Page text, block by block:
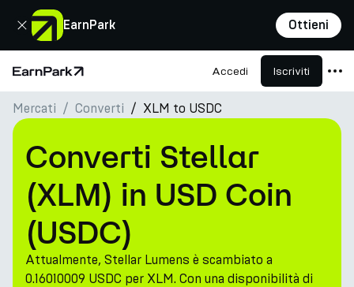
EarnPark Ottieni
Chiudi
Pagina principale Accedi Iscriviti
Prodotti
Mercati
Calcolatori
PARK Token
Risorse
Azienda
Mercati Converti XLM to USDC
Converti Stellar
(XLM) in USD Coin
(USDC)
Attualmente, Stellar Lumens è scambiato a
0.16010009 USDC per XLM. Con una disponibilità di